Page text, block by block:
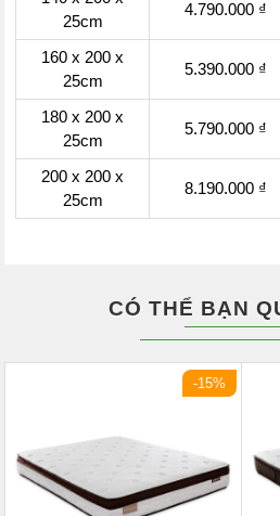
25cm
4.790.000 ₫
160 x 200 x
25cm
5.390.000 ₫
180 x 200 x
25cm
5.790.000 ₫
200 x 200 x
25cm
8.190.000 ₫
CÓ THỂ BẠN
-15%